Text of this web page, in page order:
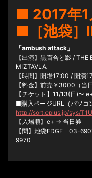
■ 2017年1
■［池袋］
「ambush attack」
【出演】黒百合と影 /
MIZTAVLA
【時間】開場17:00 / 開演
【料金】前売￥3000（
【チケット】11/13(日)〜
■購入ページURL（パソコ
http://sort.eplus.jp/sys/
【入場順】e+ → 当日券
【問】池袋EDGE 03-
9970